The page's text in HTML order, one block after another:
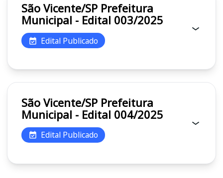
São Vicente/SP Prefeitura
Municipal - Edital 003/2025
Edital Publicado
São Vicente/SP Prefeitura
Municipal - Edital 004/2025
Edital Publicado